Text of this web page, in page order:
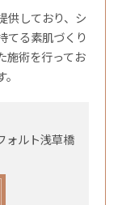
供しており、シ
てる素肌づくり
施術を行ってお
ォルト浅草橋